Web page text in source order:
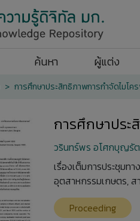
ค้นหา ผู้แต่ง
การศึกษาประสิทธิภาพการกำจัดไมโ
การศึกษาปร
วรินทร์พร อโศกบุญรั
เรื่องเต็มการประชุมท
อุตสาหกรรมเกษตร, ส
Proceeding